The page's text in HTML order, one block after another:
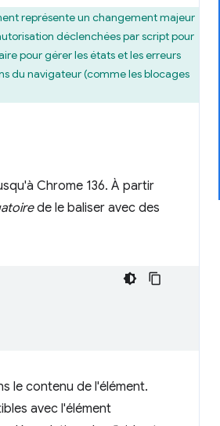
représente un changement majeur
déclenchées par script pour
pour gérer les états et les erreurs
du navigateur (comme les blocages
Chrome 136. À partir
de le baliser avec des
le contenu de l'élément.
avec l'élément